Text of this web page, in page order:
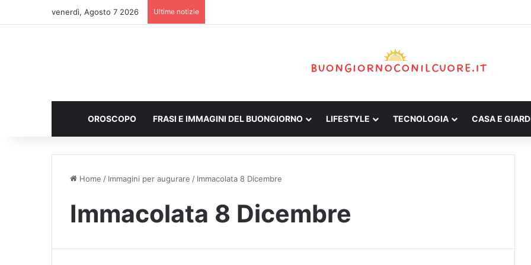
venerdì, Agosto 7 2026 Ultime notizie
OROSCOPO FRASI E IMMAGINI DEL BUONGIORNO LIFESTYLE TECNOLOGIA CASA E
Home / Immagini per augurare / Immacolata 8 Dicembre
Immacolata 8 Dicembre